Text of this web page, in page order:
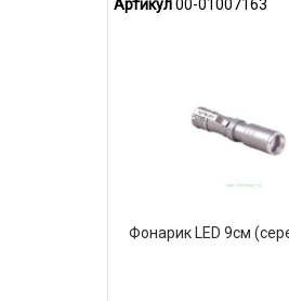
Артикул00-01007163
Фонарик LED 9см